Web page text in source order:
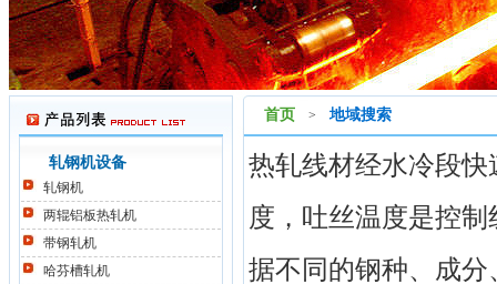
轧钢机设备
轧钢机
两辊铝板热轧机
带钢轧机
哈芬槽轧机
首页 > 地域搜索
热轧线材经水冷段
度，吐丝温度是控
据不同的钢种、成